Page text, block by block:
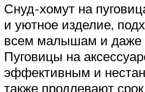
Снуд-хомут на
и уютное изделие,
всем малышам и даже
Пуговицы на
эффективным и
также продлевают